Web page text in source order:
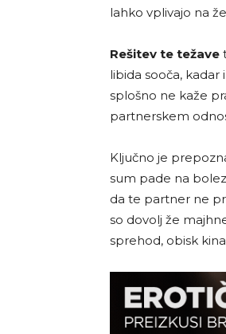
lahko vplivajo na
Rešitev te težave
libida sooča,
splošno ne kaže
partnerskem
Ključno je
sum pade na
da te partner ne
so dovolj že
sprehod, obisk